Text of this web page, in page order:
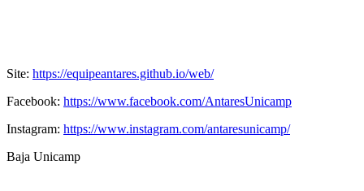
Site: https://equipeantares.github.io/web/
Facebook: https://www.facebook.com/AntaresUnicamp
Instagram: https://www.instagram.com/antaresunicamp/
Baja Unicamp